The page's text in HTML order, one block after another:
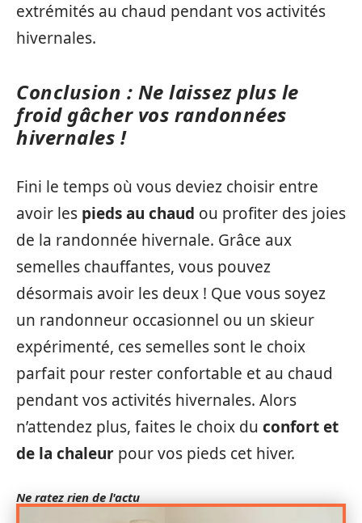
extrémités au chaud pendant vos activités
hivernales.
Conclusion : Ne laissez plus le
froid gâcher vos randonnées
hivernales !
Fini le temps où vous deviez choisir entre
avoir les pieds au chaud ou profiter des joies
de la randonnée hivernale. Grâce aux
semelles chauffantes, vous pouvez
désormais avoir les deux ! Que vous soyez
un randonneur occasionnel ou un skieur
expérimenté, ces semelles sont le choix
parfait pour rester confortable et au chaud
pendant vos activités hivernales. Alors
n’attendez plus, faites le choix du confort et
de la chaleur pour vos pieds cet hiver.
Ne ratez rien de l'actu